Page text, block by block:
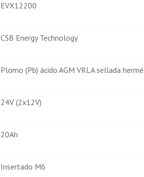
EVX12200
CSB Energy Technology
Plomo (Pb) ácido AGM VRLA sellada
24V (2x12V)
20Ah
Insertado M6